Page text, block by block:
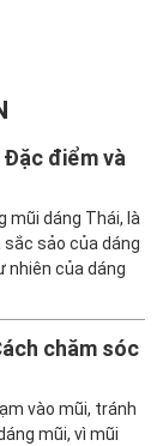
Đặc điểm và
mũi dáng Thái, là
sảo của dáng
nhiên của dáng
chăm sóc
vào mũi, tránh
mũi, vì mũi